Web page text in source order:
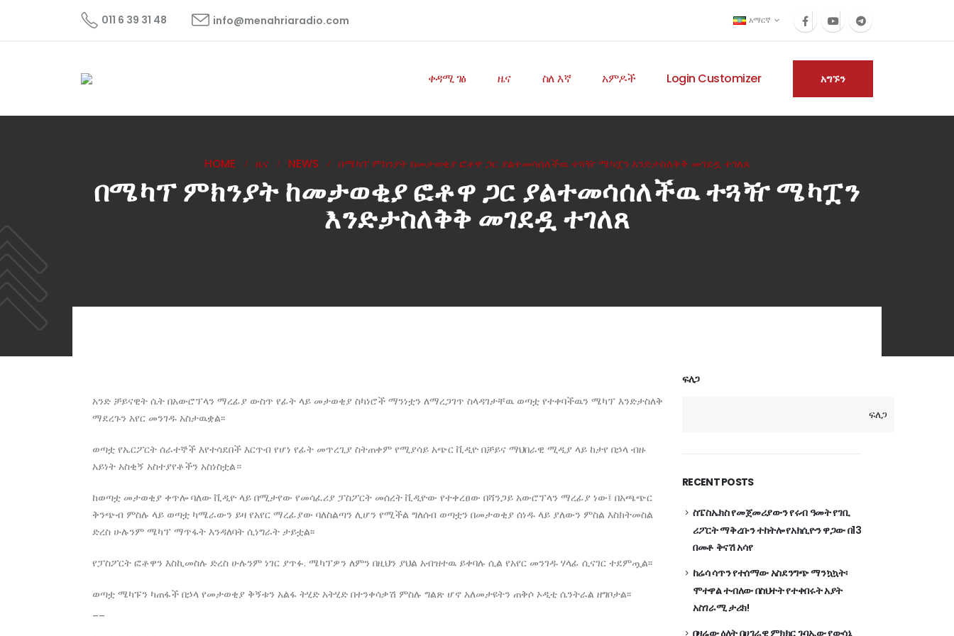
011 6 39 31 48 info@menahriaradio.com አማርኛ
ቀዳሚ ገፅ ዜና ስለ እኛ አምዶች Login Customizer አግኙን
HOME ዜና NEWS በሜካፕ ምክንያት ከመታወቂያ ፎቶዋ ጋር ያልተመሳሰለችዉ ተጓዥ ሜካፗን እንድታስለቅቅ መገደዷ ተገለጸ
በሜካፕ ምክንያት ከመታወቂያ ፎቶዋ ጋር ያልተመሳሰለችዉ ተጓዥ ሜካፗን
እንድታስለቅቅ መገደዷ ተገለጸ
አንድ ቻይናዊት ሴት በአውሮፕላን ማረፊያ ውስጥ የፊት ላይ መታወቂያ ስካነሮች ማንነቷን ለማረጋገጥ ስላዳገታቸዉ ወጣቷ የተቀባችዉን ሜካፕ እንድታስለቅ
ማደረጉን አየር መንገዱ አስታዉቋል፡፡
ወጣቷ የኤርፖርት ሰራተኞች እየተሳደበች እርጥብ የሆነ የፊት መጥረጊያ ስትጠቀም የሚያሳይ አጭር ቪዲዮ በቻይና ማህበራዊ ሚዲያ ላይ ከታየ በኃላ ብዙ
አይነት አስቂኝ አስተያየቶችን አስነስቷል።
ከወጣቷ መታወቂያ ቀጥሎ ባለው ቪዲዮ ላይ በሚታየው የመሳፈሪያ ፓስፖርት መሰረት ቪዲዮው የተቀረፀው በሻንጋይ አውሮፕላን ማረፊያ ነው፤ በአጫጭር
ቅንጭብ ምስሉ ላይ ወጣቷ ካሜራውን ይዛ የአየር ማረፊያው ባለስልጣን ሊሆን የሚችል ግለሰብ ወጣቷን በመታወቂያ ሰነዱ ላይ ያለውን ምስል እስክትመስል
ድረስ ሁሉንም ሜካፕ ማጥፋት እንዳለባት ሲነግራት ታይቷል፡፡
የፓስፖርት ፎቶዋን እስኪመስሉ ድረስ ሁሉንም ነገር ያጥፉ. ሜካፕዎን ለምን በዚህን ያህል አብዝተዉ ይቀባሉ ሲል የአየር መንገዱ ሃላፊ ሲናገር ተደምጧል፡፡
ወጣቷ ሜካፑን ካጠፋች በኃላ የመታወቂያ ቅኝቱን አልፋ ትሂድ አትሂድ በተንቀሳቃሽ ምስሉ ግልጽ ሆኖ አለመታዩትን ጠቅሶ ኦዲቲ ሴንትራል ዘግቦታል፡፡
ፍለጋ
ፍለጋ
RECENT POSTS
ስፔስኤክስ የመጀመሪያውን የሩብ ዓመት የገቢ
ሪፖርት ማቅረቡን ተከትሎ የአክሲዮን ዋጋው በ13
በመቶ ቅናሽ አሳየ
ከሬሳ ሳጥን የተሰማው አስደንግጭ ማንኳኳት፡
ሞተዋል ተብለው በስህተት የተቀበሩት አያት
አስገራሚ ታሪክ!